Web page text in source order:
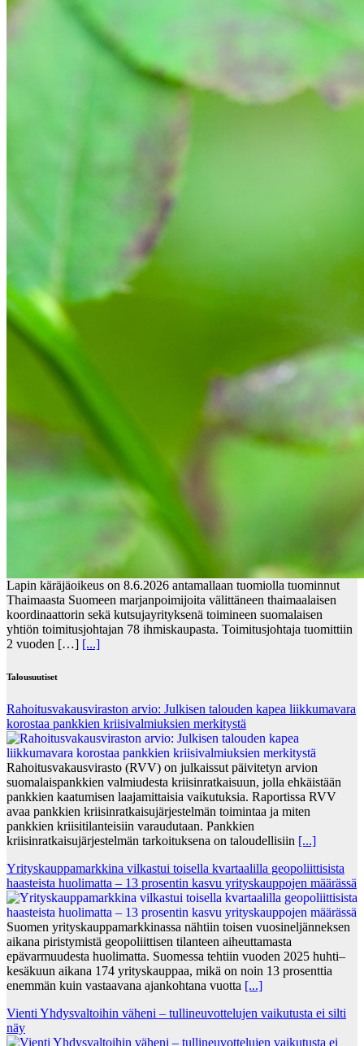
Lapin käräjäoikeus on 8.6.2026 antamallaan tuomiolla tuominnut
Thaimaasta Suomeen marjanpoimijoita välittäneen thaimaalaisen
koordinaattorin sekä kutsujayrityksenä toimineen suomalaisen
yhtiön toimitusjohtajan 78 ihmiskaupasta. Toimitusjohtaja tuomittiin
2 vuoden […] [...]
Talousuutiset
Rahoitusvakausviraston arvio: Julkisen talouden kapea liikkumavara
korostaa pankkien kriisivalmiuksien merkitystä
Rahoitusvakausvirasto (RVV) on julkaissut päivitetyn arvion
suomalaispankkien valmiudesta kriisinratkaisuun, jolla ehkäistään
pankkien kaatumisen laajamittaisia vaikutuksia. Raportissa RVV
avaa pankkien kriisinratkaisujärjestelmän toimintaa ja miten
pankkien kriisitilanteisiin varaudutaan. Pankkien
kriisinratkaisujärjestelmän tarkoituksena on taloudellisiin [...]
Yrityskauppamarkkina vilkastui toisella kvartaalilla geopoliittisista
haasteista huolimatta – 13 prosentin kasvu yrityskauppojen määrässä
Suomen yrityskauppamarkkinassa nähtiin toisen vuosineljänneksen
aikana piristymistä geopoliittisen tilanteen aiheuttamasta
epävarmuudesta huolimatta. Suomessa tehtiin vuoden 2025 huhti–
kesäkuun aikana 174 yrityskauppaa, mikä on noin 13 prosenttia
enemmän kuin vastaavana ajankohtana vuotta [...]
Vienti Yhdysvaltoihin väheni – tullineuvottelujen vaikutusta ei silti
näy